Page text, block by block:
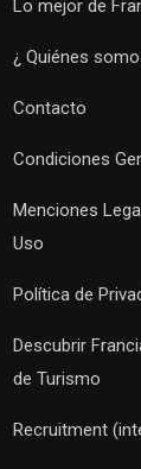
Lo mejor de
¿ Quiénes
Contacto
Condiciones
Menciones
Uso
Política de
Descubrir
de Turismo
Recruitment